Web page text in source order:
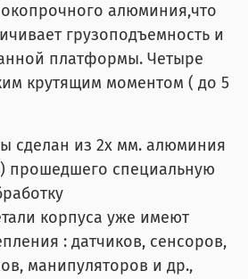
алюминия,что
грузоподъемность и
платформы. Четыре
крутящим моментом ( до 5
сделан из 2х мм. алюминия
прошедшего специальную
корпуса уже имеют
: датчиков, сенсоров,
манипуляторов и др.,